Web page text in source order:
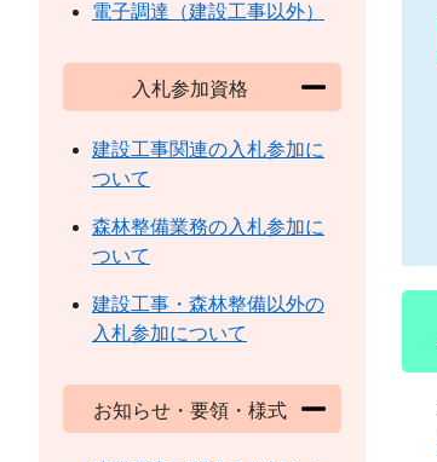
電子調達（建設工事以外）
入札参加資格
建設工事関連の入札参加に
ついて
森林整備業務の入札参加に
ついて
建設工事・森林整備以外の
入札参加について
お知らせ・要領・様式